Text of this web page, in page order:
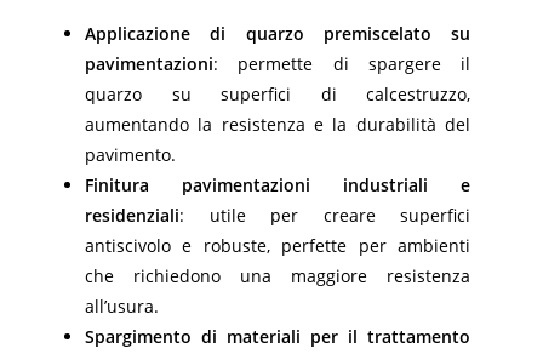
Applicazione di quarzo premiscelato su
pavimentazioni: permette di spargere il
quarzo su superfici di calcestruzzo,
aumentando la resistenza e la durabilità del
pavimento.
Finitura pavimentazioni industriali e
residenziali: utile per creare superfici
antiscivolo e robuste, perfette per ambienti
che richiedono una maggiore resistenza
all’usura.
Spargimento di materiali per il trattamento